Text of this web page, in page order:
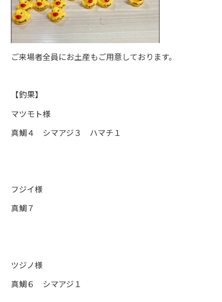
ご来場者全員にお土産もご用意しております。
【釣果】
マツモト様
真鯛４ シマアジ３ ハマチ１
フジイ様
真鯛７
ツジノ様
真鯛６ シマアジ１